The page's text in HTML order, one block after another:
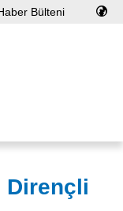
Bülteni
Dirençli